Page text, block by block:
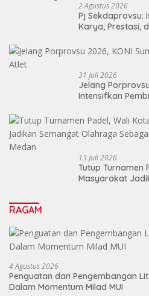
2 Agustus 2026
Pj Sekdaprovsu:
Karya, Prestasi,
31 Juli 2026
Jelang
Intensifkan
13 Juli 2026
Tutup Turnamen
Masyarakat
RAGAM
4 Agustus 2026
Penguatan dan Pengembangan
Dalam Momentum Milad MUI